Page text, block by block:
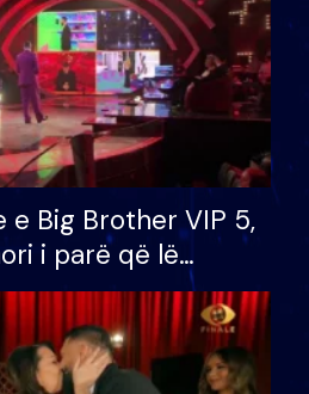
e Big Brother VIP 5,
i parë që lë
mundësinë për
e madh